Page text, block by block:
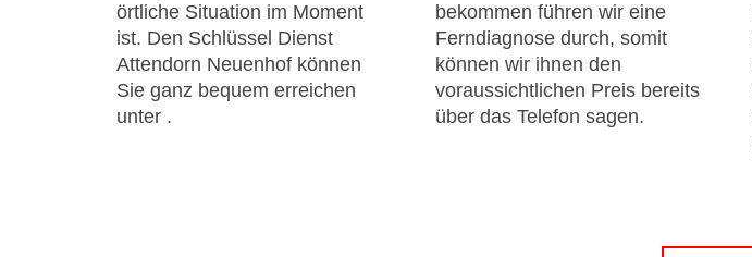
örtliche Situation im Moment
ist. Den Schlüssel Dienst
Attendorn Neuenhof können
Sie ganz bequem erreichen
unter .
bekommen führen wir eine
Ferndiagnose durch, somit
können wir ihnen den
voraussichtlichen Preis bereits
über das Telefon sagen.